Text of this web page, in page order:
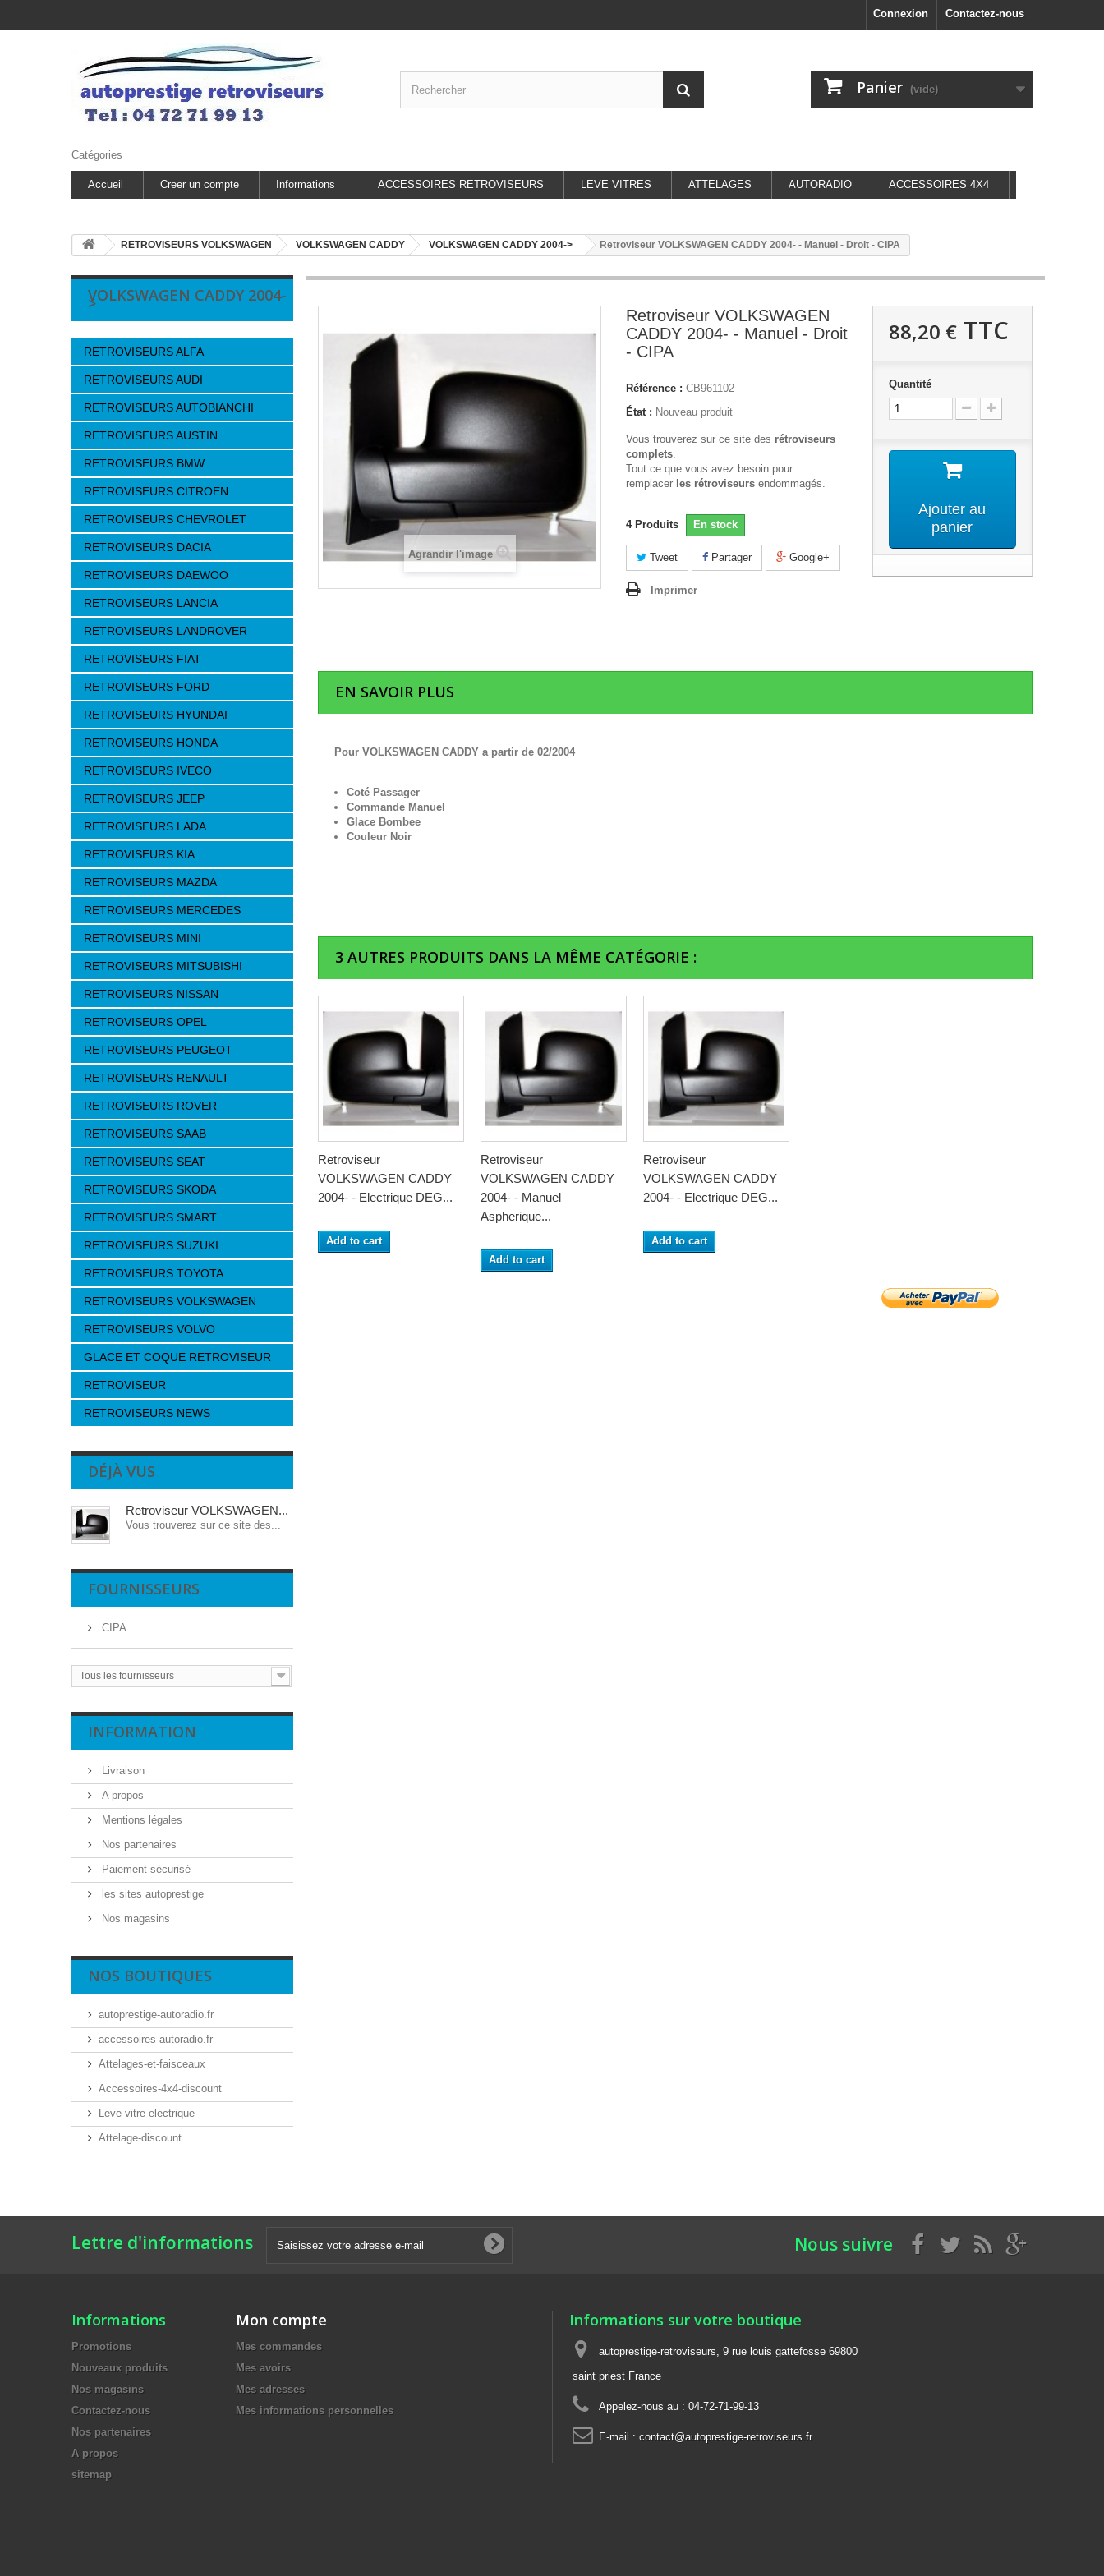
Contactez-nous
Connexion
Panier (vide)
Catégories
Accueil Creer un compte Informations ACCESSOIRES RETROVISEURS LEVE VITRES ATTELAGES AUTORADIO ACCESSOIRES 4X4
RETROVISEURS VOLKSWAGEN VOLKSWAGEN CADDY VOLKSWAGEN CADDY 2004-> Retroviseur VOLKSWAGEN CADDY 2004- - Manuel - Droit - CIPA
VOLKSWAGEN CADDY 2004-
>
RETROVISEURS ALFA
RETROVISEURS AUDI
RETROVISEURS AUTOBIANCHI
RETROVISEURS AUSTIN
RETROVISEURS BMW
RETROVISEURS CITROEN
RETROVISEURS CHEVROLET
RETROVISEURS DACIA
RETROVISEURS DAEWOO
RETROVISEURS LANCIA
RETROVISEURS LANDROVER
RETROVISEURS FIAT
RETROVISEURS FORD
RETROVISEURS HYUNDAI
RETROVISEURS HONDA
RETROVISEURS IVECO
RETROVISEURS JEEP
RETROVISEURS LADA
RETROVISEURS KIA
RETROVISEURS MAZDA
RETROVISEURS MERCEDES
RETROVISEURS MINI
RETROVISEURS MITSUBISHI
RETROVISEURS NISSAN
RETROVISEURS OPEL
RETROVISEURS PEUGEOT
RETROVISEURS RENAULT
RETROVISEURS ROVER
RETROVISEURS SAAB
RETROVISEURS SEAT
RETROVISEURS SKODA
RETROVISEURS SMART
RETROVISEURS SUZUKI
RETROVISEURS TOYOTA
RETROVISEURS VOLKSWAGEN
RETROVISEURS VOLVO
GLACE ET COQUE RETROVISEUR
RETROVISEUR
RETROVISEURS NEWS
DÉJÀ VUS
Retroviseur VOLKSWAGEN...
Vous trouverez sur ce site des...
FOURNISSEURS
CIPA
Tous les fournisseurs
INFORMATION
Livraison
A propos
Mentions légales
Nos partenaires
Paiement sécurisé
les sites autoprestige
Nos magasins
NOS BOUTIQUES
autoprestige-autoradio.fr
accessoires-autoradio.fr
Attelages-et-faisceaux
Accessoires-4x4-discount
Leve-vitre-electrique
Attelage-discount
Agrandir l'image
Retroviseur VOLKSWAGEN
CADDY 2004- - Manuel - Droit
- CIPA
Référence : CB961102
État : Nouveau produit
Vous trouverez sur ce site des rétroviseurs
complets.
Tout ce que vous avez besoin pour
remplacer les rétroviseurs endommagés.
4 Produits En stock
Tweet Partager Google+
Imprimer
88,20 €TTC
Quantité
Ajouter au
panier
EN SAVOIR PLUS
Pour VOLKSWAGEN CADDY a partir de 02/2004
Coté Passager
Commande Manuel
Glace Bombee
Couleur Noir
3 AUTRES PRODUITS DANS LA MÊME CATÉGORIE :
Retroviseur
VOLKSWAGEN CADDY
2004- - Electrique DEG...
Add to cart
Retroviseur
VOLKSWAGEN CADDY
2004- - Manuel
Aspherique...
Add to cart
Retroviseur
VOLKSWAGEN CADDY
2004- - Electrique DEG...
Add to cart
Lettre d'informations Nous suivre
Informations
Promotions
Nouveaux produits
Nos magasins
Contactez-nous
Nos partenaires
A propos
sitemap
Mon compte
Mes commandes
Mes avoirs
Mes adresses
Mes informations personnelles
Informations sur votre boutique
autoprestige-retroviseurs, 9 rue louis gattefosse 69800
saint priest France
Appelez-nous au : 04-72-71-99-13
E-mail : contact@autoprestige-retroviseurs.fr